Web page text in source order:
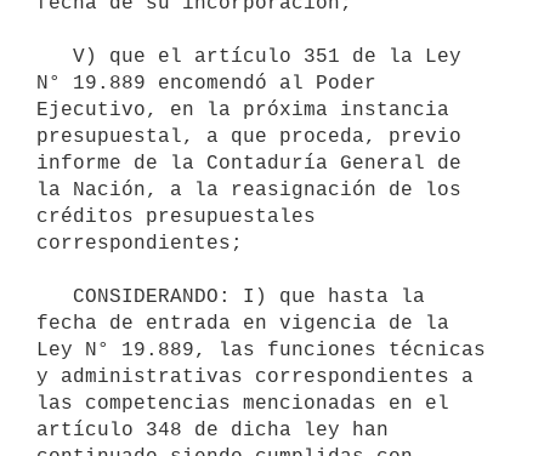
N° 19.889 encomendó al Poder
Ejecutivo, en la próxima instancia
presupuestal, a que proceda, previo
informe de la Contaduría General de
la Nación, a la reasignación de los
créditos presupuestales
correspondientes;
fecha de entrada en vigencia de la
Ley N° 19.889, las funciones técnicas
y administrativas correspondientes a
las competencias mencionadas en el
artículo 348 de dicha ley han